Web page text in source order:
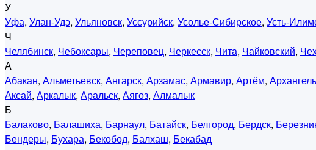
У
Уфа, Улан-Удэ, Ульяновск, Уссурийск, Усолье-Сибирское, Усть-
Ч
Челябинск, Чебоксары, Череповец, Черкесск, Чита, Чайковский,
А
Абакан, Альметьевск, Ангарск, Арзамас, Армавир, Артём,
Аксай, Аркалык, Аральск, Аягоз, Алмалык
Б
Балаково, Балашиха, Барнаул, Батайск, Белгород, Бердск,
Бендеры, Бухара, Бекобод, Балхаш, Бекабад